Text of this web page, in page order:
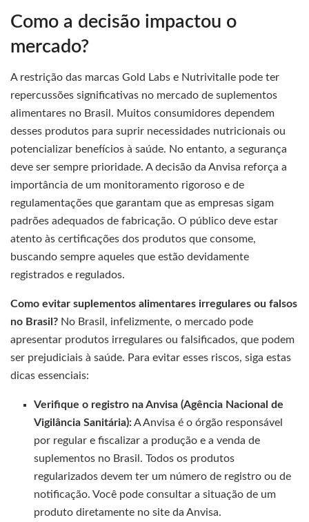
Como a decisão impactou o
mercado?
A restrição das marcas Gold Labs e Nutrivitalle pode ter
repercussões significativas no mercado de suplementos
alimentares no Brasil. Muitos consumidores dependem
desses produtos para suprir necessidades nutricionais ou
potencializar benefícios à saúde. No entanto, a segurança
deve ser sempre prioridade. A decisão da Anvisa reforça a
importância de um monitoramento rigoroso e de
regulamentações que garantam que as empresas sigam
padrões adequados de fabricação. O público deve estar
atento às certificações dos produtos que consome,
buscando sempre aqueles que estão devidamente
registrados e regulados.
Como evitar suplementos alimentares irregulares ou falsos
no Brasil? No Brasil, infelizmente, o mercado pode
apresentar produtos irregulares ou falsificados, que podem
ser prejudiciais à saúde. Para evitar esses riscos, siga estas
dicas essenciais:
Verifique o registro na Anvisa (Agência Nacional de
Vigilância Sanitária):A Anvisa é o órgão responsável
por regular e fiscalizar a produção e a venda de
suplementos no Brasil. Todos os produtos
regularizados devem ter um número de registro ou de
notificação. Você pode consultar a situação de um
produto diretamente no site da Anvisa.